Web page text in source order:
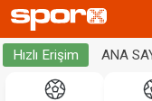
Hızlı Erişim ANA